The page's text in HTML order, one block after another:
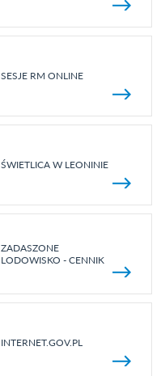
SESJE RM ONLINE
ŚWIETLICA W LEONINIE
ZADASZONE
LODOWISKO - CENNIK
INTERNET.GOV.PL